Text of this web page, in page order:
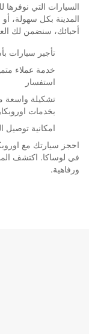
السيارات التي
المدينة بكل سهولة،
أحبائك، سنضمن لك
تأجير سيارات
خدمة عملاء
استفسار
تشكيلة واسعة
بخدمات اوروبكار
امكانية توصيل
احجز سيارتك مع
في لوساكا. اكتشف
ورفاهية.